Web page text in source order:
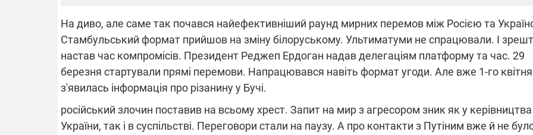
На диво, але саме так почався найефективніший раунд мирних перемов між Росією та
Стамбульський формат прийшов на зміну білоруському. Ультиматуми не спрацювали. І
настав час компромісів. Президент Реджеп Ердоган надав делегаціям платформу та час. 29
березня стартували прямі перемови. Напрацювався навіть формат угоди. Але вже 1-го квітня
з'явилась інформація про різанину у Бучі.
російський злочин поставив на всьому хрест. Запит на мир з агресором зник як у керівництва
України, так і в суспільстві. Переговори стали на паузу. А про контакти з Путіним вже й не